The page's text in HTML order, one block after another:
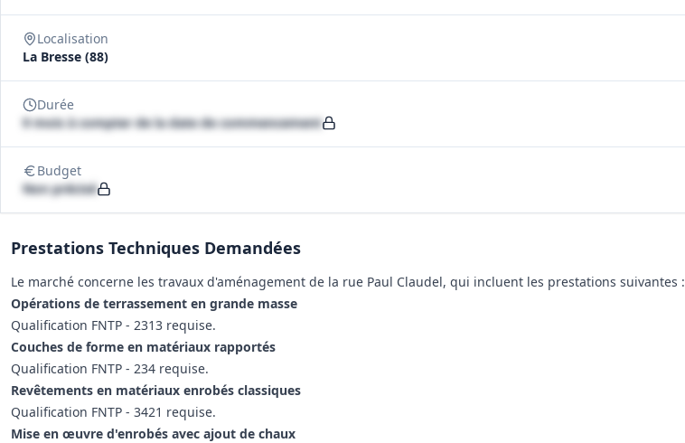
Localisation
La Bresse (88)
Durée
9 mois à compter de la date de commencement
Budget
Non précisé
Prestations Techniques Demandées
Le marché concerne les travaux d'aménagement de la rue Paul Claudel, qui incluent les prestations suivantes :
Opérations de terrassement en grande masse
Qualification FNTP - 2313 requise.
Couches de forme en matériaux rapportés
Qualification FNTP - 234 requise.
Revêtements en matériaux enrobés classiques
Qualification FNTP - 3421 requise.
Mise en œuvre d'enrobés avec ajout de chaux